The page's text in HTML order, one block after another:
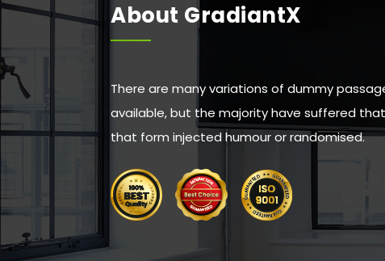
About GradiantX
There are many variations of dummy
available, but the majority have suffered
that form injected humour or randomised.